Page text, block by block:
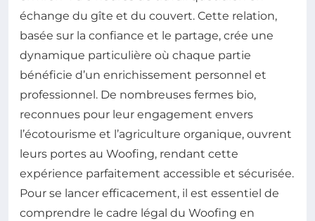
échange du gîte et du couvert. Cette relation,
basée sur la confiance et le partage, crée une
dynamique particulière où chaque partie
bénéficie d’un enrichissement personnel et
professionnel. De nombreuses fermes bio,
reconnues pour leur engagement envers
l’écotourisme et l’agriculture organique, ouvrent
leurs portes au Woofing, rendant cette
expérience parfaitement accessible et sécurisée.
Pour se lancer efficacement, il est essentiel de
comprendre le cadre légal du Woofing en